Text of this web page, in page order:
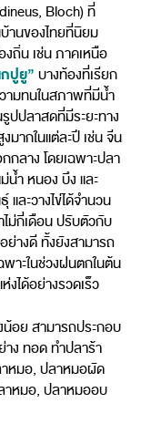
Bloch) ที่
านของไทยที่นิยม
ถิ่น เช่น ภาคเหนือ
ปูยู” บางท้องที่เรียก
ามทนในสภาพที่มีน้ำ
ปปลาสดที่มีระยะทาง
มากในแต่ละปี เช่น จีน
กลาง โดยเฉพาะปลา
ำ หนอง บึง และ
ละวางไข่ได้จำนวน
ไม่กี่เดือน ปรับตัวกับ
ย่างดี ทั้งยังสามารถ
าะในช่วงฝนตกในต้น
งได้อย่างรวดเร็ว
อย สามารถประกอบ
าง ทอด ทำปลาร้า
าหมอ, ปลาหมอผัด
าหมอ, ปลาหมออบ